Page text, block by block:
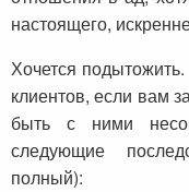
настоящего,
Хочется
клиентов, если вам
быть с ними
следующие
полный):